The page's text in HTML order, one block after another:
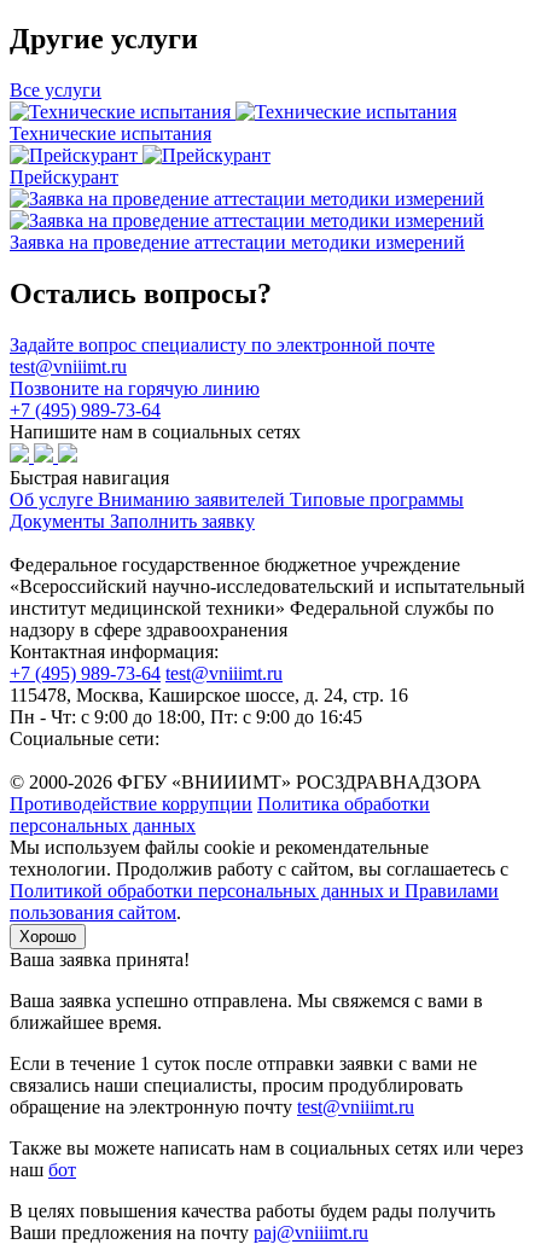
Другие услуги
Все услуги
Технические испытания
Прейскурант
Заявка на проведение аттестации методики измерений
Остались вопросы?
Задайте вопрос специалисту по электронной почте
test@vniiimt.ru
Позвоните на горячую линию
+7 (495) 989-73-64
Напишите нам в социальных сетях
Быстрая навигация
Об услуге Вниманию заявителей Типовые программы
Документы Заполнить заявку
Федеральное государственное бюджетное учреждение
«Всероссийский научно-исследовательский и испытательный
институт медицинской техники» Федеральной службы по
надзору в сфере здравоохранения
Контактная информация:
+7 (495) 989-73-64 test@vniiimt.ru
115478, Москва, Каширское шоссе, д. 24, стр. 16
Пн - Чт: с 9:00 до 18:00, Пт: с 9:00 до 16:45
Социальные сети:
© 2000-2026 ФГБУ «ВНИИИМТ» РОСЗДРАВНАДЗОРА
Противодействие коррупции Политика обработки
персональных данных
Мы используем файлы cookie и рекомендательные
технологии. Продолжив работу с сайтом, вы соглашаетесь с
Политикой обработки персональных данных и Правилами
пользования сайтом.
Хорошо
Ваша заявка принята!
Ваша заявка успешно отправлена. Мы свяжемся с вами в
ближайшее время.
Если в течение 1 суток после отправки заявки с вами не
связались наши специалисты, просим продублировать
обращение на электронную почту test@vniiimt.ru
Также вы можете написать нам в социальных сетях или через
наш бот
В целях повышения качества работы будем рады получить
Ваши предложения на почту paj@vniiimt.ru